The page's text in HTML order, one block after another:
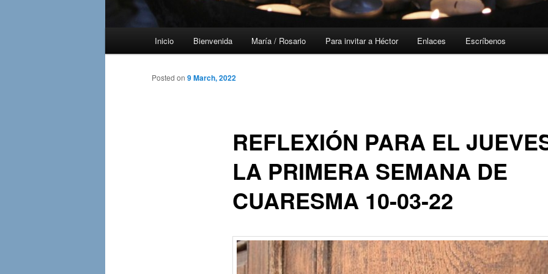
Inicio Bienvenida María / Rosario Para invitar a Héctor Enlaces Escríbenos
REFLEXIÓN PARA EL
LA PRIMERA SEMANA DE
CUARESMA 10-03-22
Posted on 9 March, 2022